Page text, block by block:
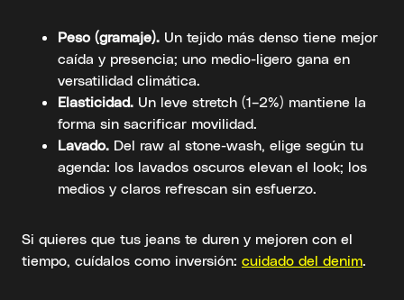
Peso (gramaje). Un tejido más denso tiene mejor
caída y presencia; uno medio-ligero gana en
versatilidad climática.
Elasticidad. Un leve stretch (1–2%) mantiene la
forma sin sacrificar movilidad.
Lavado. Del raw al stone-wash, elige según tu
agenda: los lavados oscuros elevan el look; los
medios y claros refrescan sin esfuerzo.
Si quieres que tus jeans te duren y mejoren con el
tiempo, cuídalos como inversión: cuidado del denim.